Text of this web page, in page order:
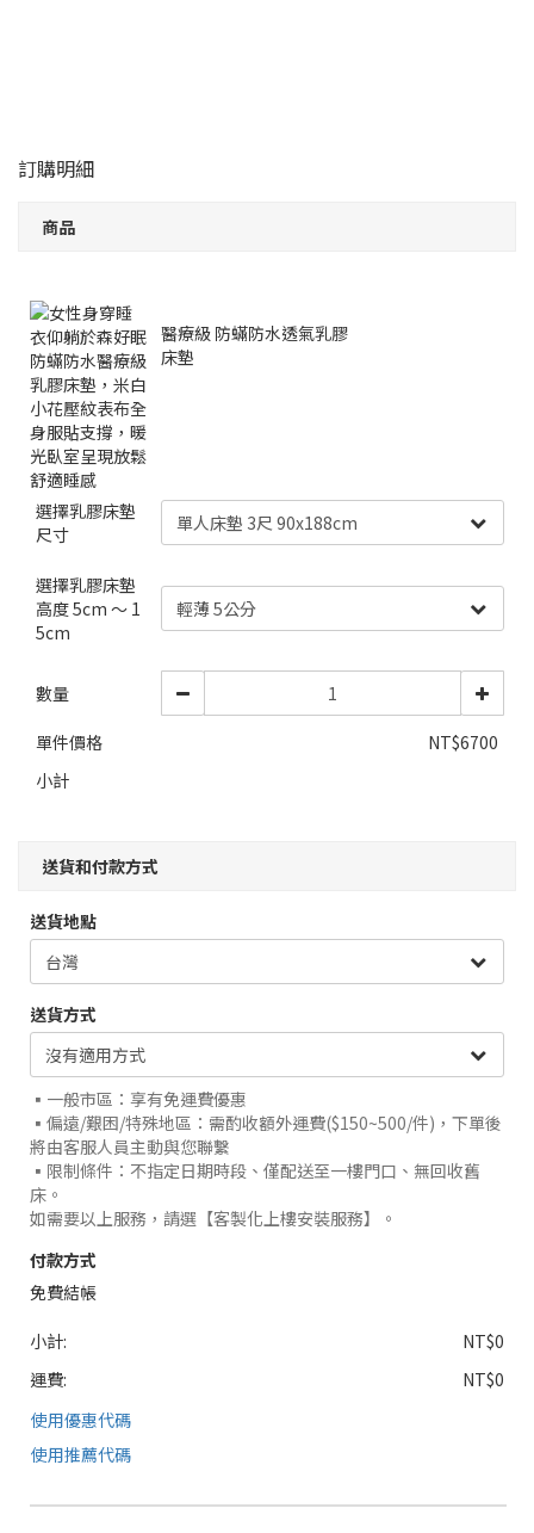
訂購明細
商品
醫療級 防蟎防水透氣乳膠
床墊
選擇乳膠床墊
尺寸
選擇乳膠床墊
高度 5cm 〜 1
5cm
數量
單件價格
NT$6700
小計
送貨和付款方式
送貨地點
送貨方式
▪️一般市區：享有免運費優惠
▪️偏遠/艱困/特殊地區：需酌收額外運費($150~500/件)，下單後
將由客服人員主動與您聯繫
▪️限制條件：不指定日期時段、僅配送至一樓門口、無回收舊
床。
如需要以上服務，請選【客製化上樓安裝服務】。
付款方式
免費結帳
小計:
NT$0
運費:
NT$0
使用優惠代碼
使用推薦代碼